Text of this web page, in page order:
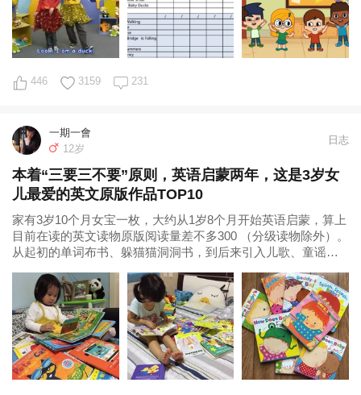
446 3159 231
一期一會
12岁
日志
本着“三要三不要”原则，英语启蒙两年，这是3岁女
儿最爱的英文原版作品TOP10
家有3岁10个月女宝一枚，大约从1岁8个月开始英语启蒙，算上
目前在读的英文读物原版阅读量差不多300 （分级读物除外）。
从起初的单词布书、躲猫猫洞洞书，到后来引入儿歌、童谣、